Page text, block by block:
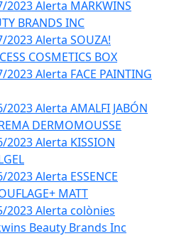
2023 Alerta MARKWINS
BRANDS INC
2023 Alerta SOUZA!
COSMETICS BOX
2023 Alerta FACE PAINTING
2023 Alerta AMALFI JABÓN
DERMOMOUSSE
2023 Alerta KISSION
2023 Alerta ESSENCE
MATT
2023 Alerta colònies
Beauty Brands Inc